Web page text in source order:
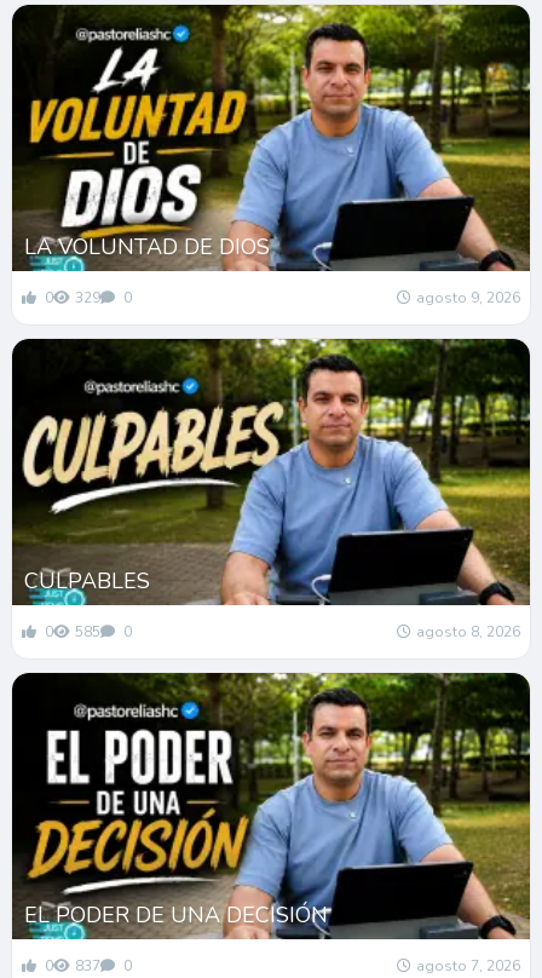
LA VOLUNTAD DE DIOS
0 329 0 agosto 9, 2026
CULPABLES
0 585 0 agosto 8, 2026
EL PODER DE UNA DECISIÓN
0 837 0 agosto 7, 2026